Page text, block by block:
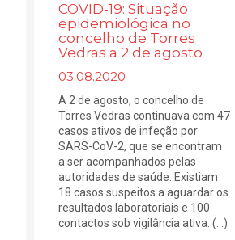
COVID-19: Situação
epidemiológica no
concelho de Torres
Vedras a 2 de agosto
03.08.2020
A 2 de agosto, o concelho de
Torres Vedras continuava com 47
casos ativos de infeção por
SARS-CoV-2, que se encontram
a ser acompanhados pelas
autoridades de saúde. Existiam
18 casos suspeitos a aguardar os
resultados laboratoriais e 100
contactos sob vigilância ativa. (...)